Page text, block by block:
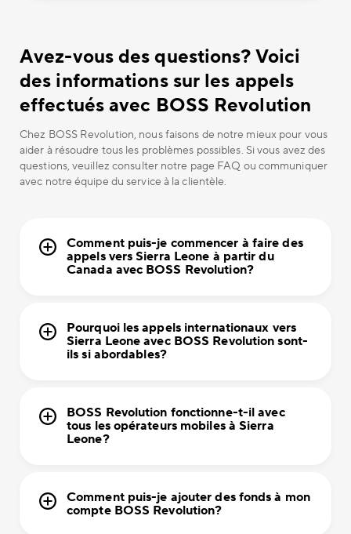
Avez-vous des questions? Voici
des informations sur les appels
effectués avec BOSS Revolution
Chez BOSS Revolution, nous faisons de notre mieux pour vous
aider à résoudre tous les problèmes possibles. Si vous avez des
questions, veuillez consulter notre page FAQ ou communiquer
avec notre équipe du service à la clientèle.
Comment puis-je commencer à faire des
appels vers Sierra Leone à partir du
Canada avec BOSS Revolution?
Pourquoi les appels internationaux vers
Sierra Leone avec BOSS Revolution sont-
ils si abordables?
BOSS Revolution fonctionne-t-il avec
tous les opérateurs mobiles à Sierra
Leone?
Comment puis-je ajouter des fonds à mon
compte BOSS Revolution?